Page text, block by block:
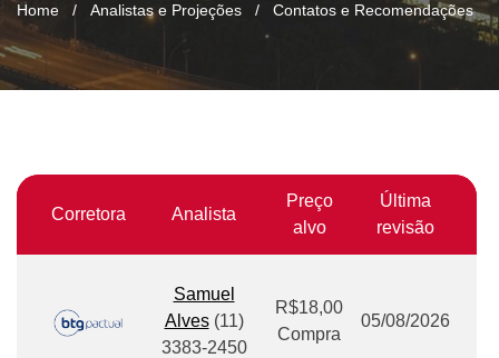
Home / Analistas e Projeções / Contatos e Recomendações
Corretora Analista
Preço
alvo
Última
revisão
Samuel
Alves(11)
3383-2450
R$18,00
Compra
05/08/2026